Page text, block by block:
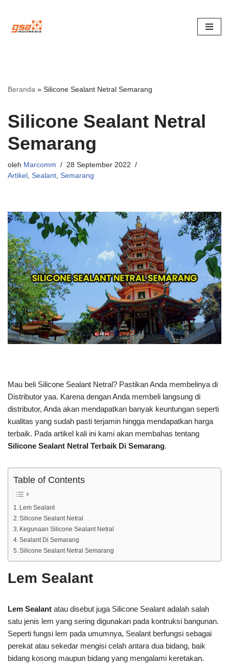
Lompat
Beranda » Silicone Sealant Netral Semarang
Silicone Sealant Netral
Semarang
oleh Marcomm
28 September 2022
Artikel , Sealant, Semarang
Mau beli Silicone Sealant Netral? Pastikan Anda membelinya di
Distributor yaa. Karena dengan Anda membeli langsung di
distributor, Anda akan mendapatkan banyak keuntungan seperti
kualitas yang sudah pasti terjamin hingga mendapatkan harga
terbaik. Pada artikel kali ini kami akan membahas tentang
Silicone Sealant Netral Terbaik Di Semarang.
Table of Contents
Lem Sealant
Silicone Sealant Netral
Kegunaan Silicone Sealant Netral
Sealant Di Semarang
Silicone Sealant Netral Semarang
Lem Sealant
Lem Sealant atau disebut juga Silicone Sealant adalah salah
satu jenis lem yang sering digunakan pada kontruksi bangunan.
Seperti fungsi lem pada umumnya, Sealant berfungsi sebagai
perekat atau sekedar mengisi celah antara dua bidang, baik
bidang kosong maupun bidang yang mengalami keretakan.